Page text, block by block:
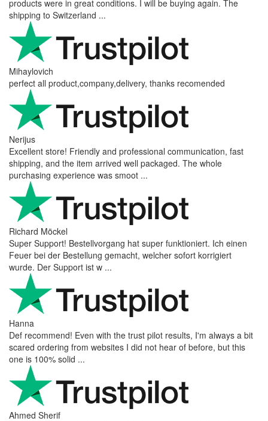
products were in great conditions. I will be buying again. The
shipping to Switzerland ...
Mihaylovich
perfect all product,company,delivery, thanks recomended
Nerijus
Excellent store! Friendly and professional communication, fast
shipping, and the item arrived well packaged. The whole
purchasing experience was smoot ...
Richard Möckel
Super Support! Bestellvorgang hat super funktioniert. Ich einen
Feuer bei der Bestellung gemacht, welcher sofort korrigiert
wurde. Der Support ist w ...
Hanna
Def recommend! Even with the trust pilot results, I'm always a bit
scared ordering from websites I did not hear of before, but this
one is 100% solid ...
Ahmed Sherif